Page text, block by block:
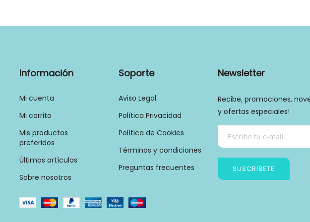
Información
Mi cuenta
Mi carrito
Mis productos
preferidos
Últimos artículos
Sobre nosotros
Soporte
Aviso Legal
Política Privacidad
Política de Cookies
Términos y condiciones
Preguntas frecuentes
Newsletter
Recibe, promociones,
y ofertas especiales!
SUSCRIBETE
Política de